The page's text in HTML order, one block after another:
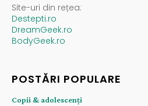
Site-uri din rețea:
Destepti.ro
DreamGeek.ro
BodyGeek.ro
POSTĂRI POPULARE
Copii & adolescenți